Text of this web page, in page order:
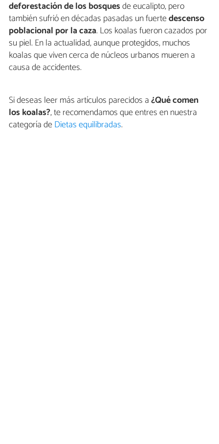
deforestación de los bosquesde eucalipto, pero
también sufrió en décadas pasadas un fuertedescenso
poblacional por la caza. Los koalas fueron cazados por
su piel. En la actualidad, aunque protegidos, muchos
koalas que viven cerca de núcleos urbanos mueren a
causa de accidentes.
Si deseas leer más artículos parecidos a¿Qué comen
los koalas?, te recomendamos que entres en nuestra
categoría deDietas equilibradas.